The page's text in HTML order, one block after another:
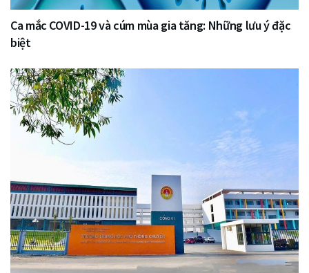
Ca mắc COVID-19 và cúm mùa gia tăng: Những lưu ý đặc
biệt